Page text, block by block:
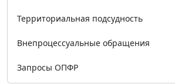
Территориальная подсудность
Внепроцессуальные обращения
Запросы ОПФР